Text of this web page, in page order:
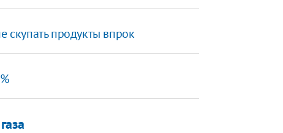
скупать продукты впрок